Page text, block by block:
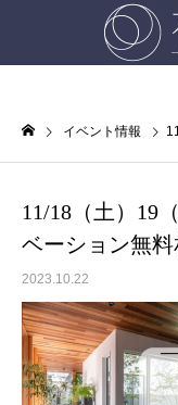
イベント情報
11/18（土）19
ベーション無料
2023.10.22